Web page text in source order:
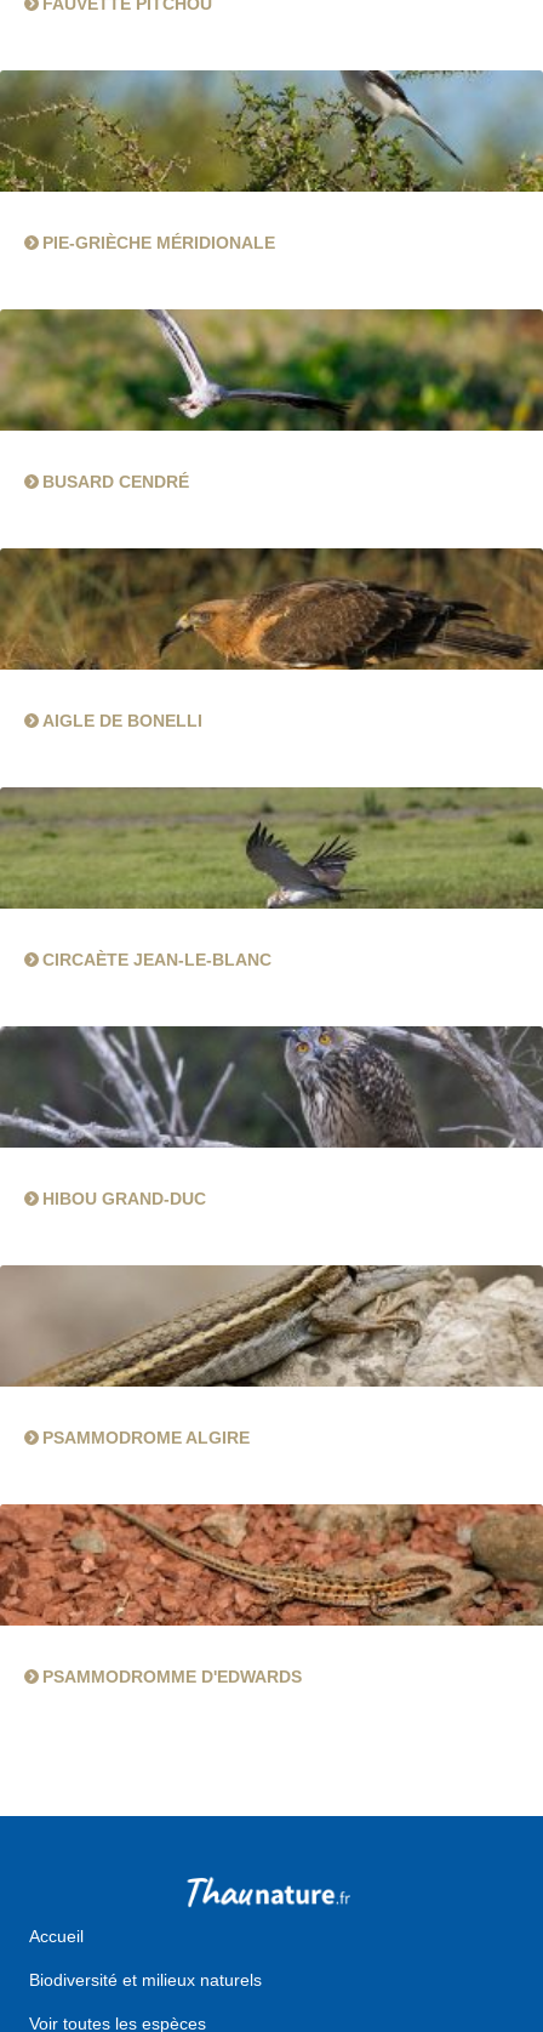
FAUVETTE PITCHOU
PIE-GRIÈCHE MÉRIDIONALE
BUSARD CENDRÉ
AIGLE DE BONELLI
CIRCAÈTE JEAN-LE-BLANC
HIBOU GRAND-DUC
PSAMMODROME ALGIRE
PSAMMODROMME D'EDWARDS
Accueil
Biodiversité et milieux naturels
Voir toutes les espèces